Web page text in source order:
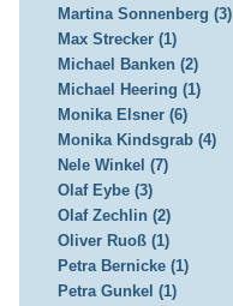
Martina Sonnenberg (3)
Max Strecker (1)
Michael Banken (2)
Michael Heering (1)
Monika Elsner (6)
Monika Kindsgrab (4)
Nele Winkel (7)
Olaf Eybe (3)
Olaf Zechlin (2)
Oliver Ruoß (1)
Petra Bernicke (1)
Petra Gunkel (1)